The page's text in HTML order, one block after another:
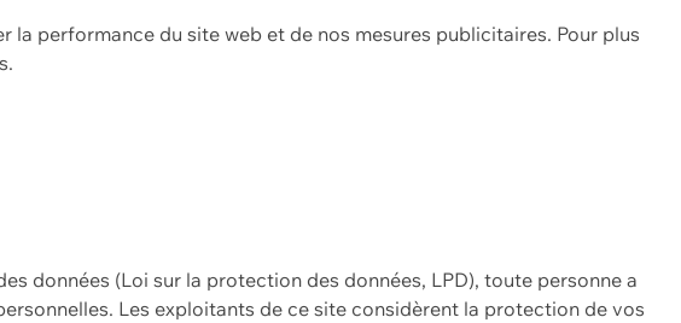
performance du site web et de nos mesures publicitaires. Pour plus
données (Loi sur la protection des données, LPD), toute personne a
Les exploitants de ce site considèrent la protection de vos